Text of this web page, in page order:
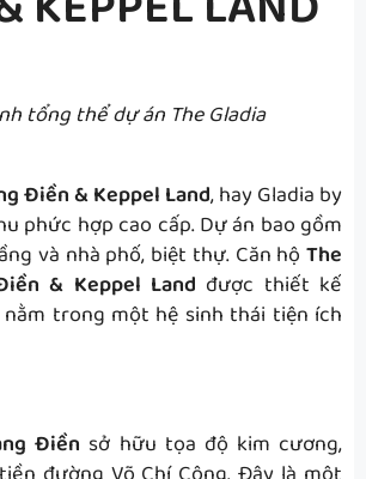
tổng thể dự án The Gladia
Điền & Keppel Land, hay Gladia by
phức hợp cao cấp. Dự án bao gồm
và nhà phố, biệt thự. Căn hộ The
& Keppel Land được thiết kế
nằm trong một hệ sinh thái tiện ích
Điền sở hữu tọa độ kim cương,